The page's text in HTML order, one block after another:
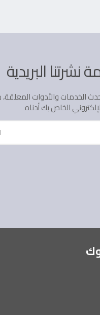
البريدية
الخدمات والأدوات
الخاص بك أدناه